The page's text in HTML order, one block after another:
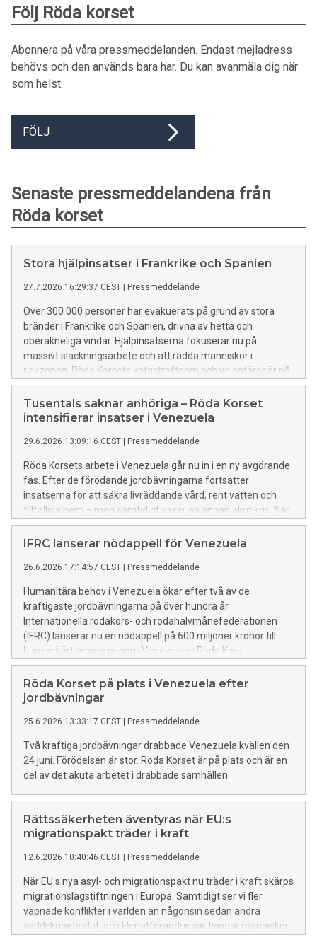
Följ Röda korset
Abonnera på våra pressmeddelanden. Endast mejladress
behövs och den används bara här. Du kan avanmäla dig när
som helst.
FÖLJ
Senaste pressmeddelandena från
Röda korset
Stora hjälpinsatser i Frankrike och Spanien
27.7.2026 16:29:37 CEST Pressmeddelande
Över 300 000 personer har evakuerats på grund av stora
bränder i Frankrike och Spanien, drivna av hetta och
oberäkneliga vindar. Hjälpinsatserna fokuserar nu på
massivt släckningsarbete och att rädda människor i
riskzonen. Röda Korsets katastrofteam och volontärer är på
plats i bägge länder.
Tusentals saknar anhöriga – Röda Korset
intensifierar insatser i Venezuela
29.6.2026 13:09:16 CEST Pressmeddelande
Röda Korsets arbete i Venezuela går nu in i en ny avgörande
fas. Efter de förödande jordbävningarna fortsätter
insatserna för att säkra livräddande vård, rent vatten och
tillfälliga hem – men samtidigt växer en annan akut kris. När
människor förlorar både sina närstående och sin trygghet
ökar behovet av professionellt stöd i att söka saknade
och kräver långsiktiga insatser.
IFRC lanserar nödappell för Venezuela
26.6.2026 17:14:57 CEST Pressmeddelande
Humanitära behov i Venezuela ökar efter två av de
kraftigaste jordbävningarna på över hundra år.
Internationella rödakors- och rödahalvmånefederationen
(IFRC) lanserar nu en nödappell på 600 miljoner kronor till
humanitärt arbete genom Venezuelas Röda Kors.
Röda Korset på plats i Venezuela efter
jordbävningar
25.6.2026 13:33:17 CEST Pressmeddelande
Två kraftiga jordbävningar drabbade Venezuela kvällen den
24 juni. Förödelsen är stor. Röda Korset är på plats och är en
del av det akuta arbetet i drabbade samhällen.
Rättssäkerheten äventyras när EU:s
migrationspakt träder i kraft
12.6.2026 10:40:46 CEST Pressmeddelande
När EU:s nya asyl- och migrationspakt nu träder i kraft skärps
migrationslagstiftningen i Europa. Samtidigt ser vi fler
väpnade konflikter i världen än någonsin sedan andra
världskrigets slut, och klimatförändringar tvingar människor